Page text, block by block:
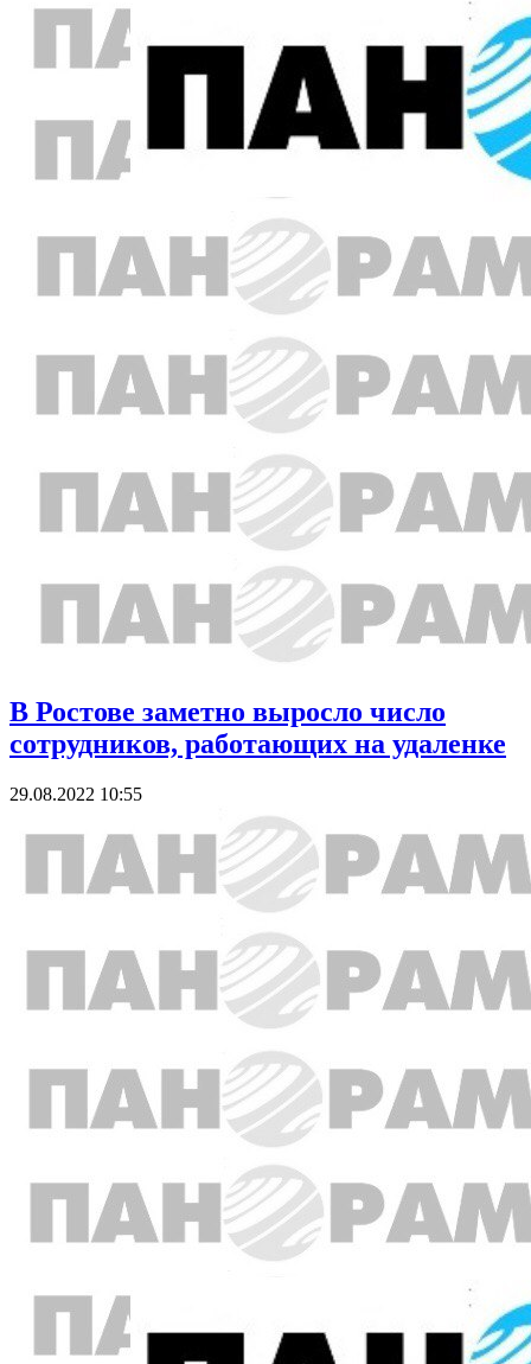
В Ростове заметно выросло число
сотрудников, работающих на удаленке
29.08.2022 10:55